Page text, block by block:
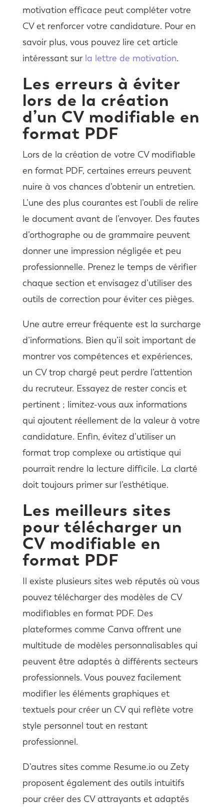
motivation efficace peut compléter votre
CV et renforcer votre candidature. Pour en
savoir plus, vous pouvez lire cet article
intéressant sur la lettre de motivation.
Les erreurs à éviter
lors de la création
d’un CV modifiable en
format PDF
Lors de la création de votre CV modifiable
en format PDF, certaines erreurs peuvent
nuire à vos chances d’obtenir un entretien.
L’une des plus courantes est l’oubli de relire
le document avant de l’envoyer. Des fautes
d’orthographe ou de grammaire peuvent
donner une impression négligée et peu
professionnelle. Prenez le temps de vérifier
chaque section et envisagez d’utiliser des
outils de correction pour éviter ces pièges.
Une autre erreur fréquente est la surcharge
d’informations. Bien qu’il soit important de
montrer vos compétences et expériences,
un CV trop chargé peut perdre l’attention
du recruteur. Essayez de rester concis et
pertinent ; limitez-vous aux informations
qui ajoutent réellement de la valeur à votre
candidature. Enfin, évitez d’utiliser un
format trop complexe ou artistique qui
pourrait rendre la lecture difficile. La clarté
doit toujours primer sur l’esthétique.
Les meilleurs sites
pour télécharger un
CV modifiable en
format PDF
Il existe plusieurs sites web réputés où vous
pouvez télécharger des modèles de CV
modifiables en format PDF. Des
plateformes comme Canva offrent une
multitude de modèles personnalisables qui
peuvent être adaptés à différents secteurs
professionnels. Vous pouvez facilement
modifier les éléments graphiques et
textuels pour créer un CV qui reflète votre
style personnel tout en restant
professionnel.
D’autres sites comme Resume.io ou Zety
proposent également des outils intuitifs
pour créer des CV attrayants et adaptés